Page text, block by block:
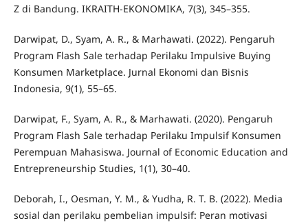
Z di Bandung. IKRAITH-EKONOMIKA, 7(3), 345–355.
Darwipat, D., Syam, A. R., & Marhawati. (2022). Pengaruh
Program Flash Sale terhadap Perilaku Impulsive Buying
Konsumen Marketplace. Jurnal Ekonomi dan Bisnis
Indonesia, 9(1), 55–65.
Darwipat, F., Syam, A. R., & Marhawati. (2020). Pengaruh
Program Flash Sale terhadap Perilaku Impulsif Konsumen
Perempuan Mahasiswa. Journal of Economic Education and
Entrepreneurship Studies, 1(1), 30–40.
Deborah, I., Oesman, Y. M., & Yudha, R. T. B. (2022). Media
sosial dan perilaku pembelian impulsif: Peran motivasi